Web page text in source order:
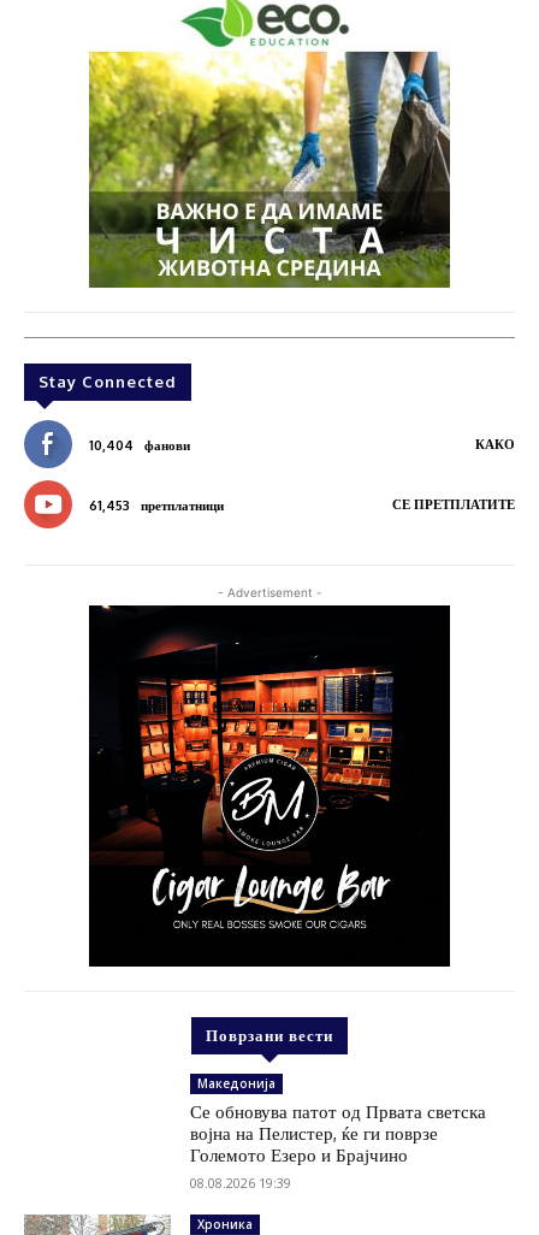
Stay Connected
10,404 фанови КАКО
61,453 претплатници СЕ ПРЕТПЛАТИТЕ
- Advertisement -
Поврзани вести
Македонија
Се обновува патот од Првата светска
војна на Пелистер, ќе ги поврзе
Големото Езеро и Брајчино
08.08.2026 19:39
Хроника